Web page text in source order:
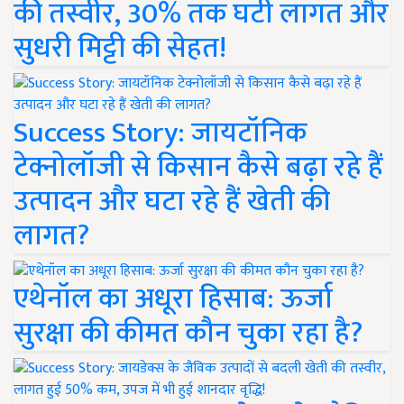
की तस्वीर, 30% तक घटी लागत और
सुधरी मिट्टी की सेहत!
Success Story: जायटॉनिक
टेक्नोलॉजी से किसान कैसे बढ़ा रहे हैं
उत्पादन और घटा रहे हैं खेती की
लागत?
एथेनॉल का अधूरा हिसाब: ऊर्जा
सुरक्षा की कीमत कौन चुका रहा है?